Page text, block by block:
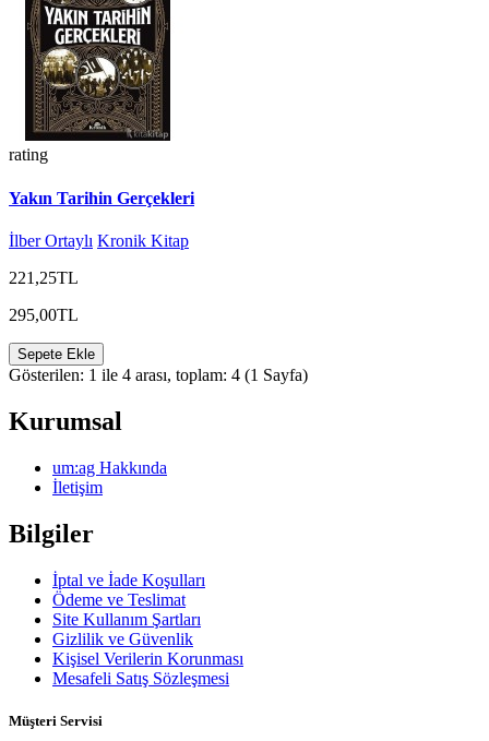
rating
Yakın Tarihin Gerçekleri
İlber Ortaylı Kronik Kitap
221,25TL
295,00TL
Sepete Ekle
Gösterilen: 1 ile 4 arası, toplam: 4 (1 Sayfa)
Kurumsal
um:ag Hakkında
İletişim
Bilgiler
İptal ve İade Koşulları
Ödeme ve Teslimat
Site Kullanım Şartları
Gizlilik ve Güvenlik
Kişisel Verilerin Korunması
Mesafeli Satış Sözleşmesi
Müşteri Servisi